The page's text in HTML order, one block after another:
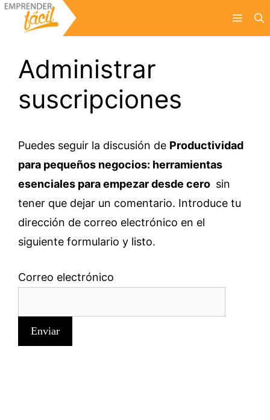
Saltar
Menú
Administrar
suscripciones
Puedes seguir la discusión de Productividad
para pequeños negocios: herramientas
esenciales para empezar desde cero sin
tener que dejar un comentario. Introduce tu
dirección de correo electrónico en el
siguiente formulario y listo.
Correo electrónico